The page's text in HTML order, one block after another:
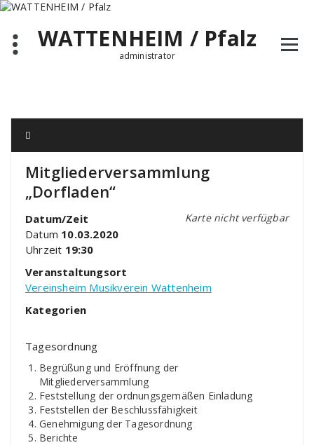
Zum
springenWATTENHEIM / Pfalz
administrator
Mitgliederversammlung
„Dorfladen“
Karte nicht verfügbar
Datum/Zeit
Datum 10.03.2020
Uhrzeit 19:30
Veranstaltungsort
Vereinsheim Musikverein Wattenheim
Kategorien
Tagesordnung
Begrüßung und Eröffnung der
Mitgliederversammlung
Feststellung der ordnungsgemäßen Einladung
Feststellen der Beschlussfähigkeit
Genehmigung der Tagesordnung
Berichte